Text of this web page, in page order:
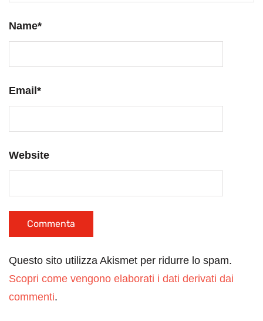
Name*
Email*
Website
Questo sito utilizza Akismet per ridurre lo spam.
Scopri come vengono elaborati i dati derivati dai
commenti.